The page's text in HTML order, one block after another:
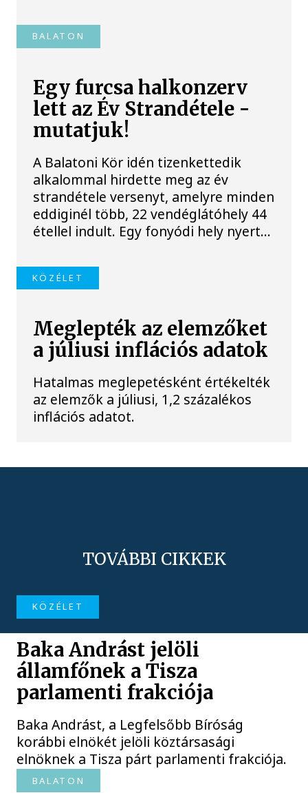
BALATON
Egy furcsa halkonzerv
lett az Év Strandétele -
mutatjuk!
A Balatoni Kör idén tizenkettedik
alkalommal hirdette meg az év
strandétele versenyt, amelyre minden
eddiginél több, 22 vendéglátóhely 44
étellel indult. Egy fonyódi hely nyert...
KÖZÉLET
Meglepték az elemzőket
a júliusi inflációs adatok
Hatalmas meglepetésként értékelték
az elemzők a júliusi, 1,2 százalékos
inflációs adatot.
TOVÁBBI CIKKEK
KÖZÉLET
Baka Andrást jelöli
államfőnek a Tisza
parlamenti frakciója
Baka Andrást, a Legfelsőbb Bíróság
korábbi elnökét jelöli köztársasági
elnöknek a Tisza párt parlamenti frakciója.
BALATON